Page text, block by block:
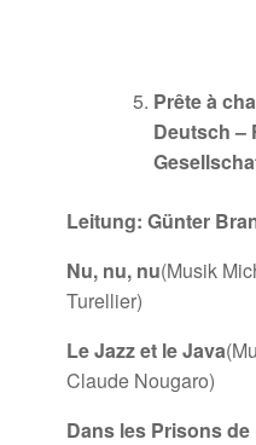
Prête à
Deutsch –
Leitung: Günter
Nu, nu, nu(Musik
Turellier)
Le Jazz et le Java
Claude Nougaro)
Dans les Prisons de